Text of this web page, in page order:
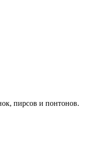
пирсов и понтонов.